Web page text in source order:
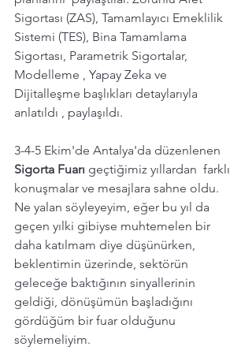
Sigortası (ZAS), Tamamlayıcı Emeklilik
Sistemi (TES), Bina Tamamlama
Sigortası, Parametrik Sigortalar,
Modelleme , Yapay Zeka ve
Dijitalleşme başlıkları detaylarıyla
anlatıldı , paylaşıldı.
3-4-5 Ekim'de Antalya'da düzenlenen
Sigorta Fuarı geçtiğimiz yıllardan  farklı
konuşmalar ve mesajlara sahne oldu.
Ne yalan söyleyeyim, eğer bu yıl da
geçen yılki gibiyse muhtemelen bir
daha katılmam diye düşünürken,
beklentimin üzerinde, sektörün
geleceğe baktığının sinyallerinin
geldiği, dönüşümün başladığını
gördüğüm bir fuar olduğunu
söylemeliyim.